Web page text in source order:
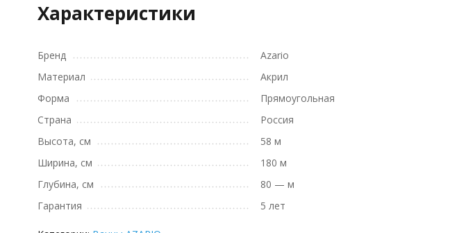
Характеристики
Бренд
Azario
Материал
Акрил
Форма
Прямоугольная
Страна
Россия
Высота, см
58 м
Ширина, см
180 м
Глубина, см
80 — м
Гарантия
5 лет